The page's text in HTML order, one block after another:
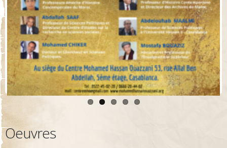
Oeuvres